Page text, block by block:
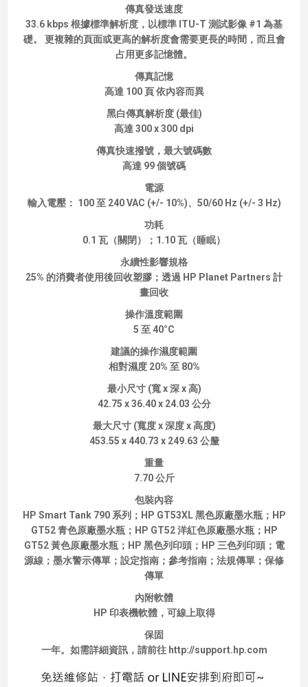
傳真發送速度
33.6 kbps 根據標準解析度，以標準 ITU-T 測試影像 #1 為基
礎。 更複雜的頁面或更高的解析度會需要更長的時間，而且會
占用更多記憶體。
傳真記憶
高達 100 頁 依內容而異
黑白傳真解析度 (最佳)
高達 300 x 300 dpi
傳真快速撥號，最大號碼數
高達 99 個號碼
電源
輸入電壓： 100 至 240 VAC (+/- 10%)、50/60 Hz (+/- 3 Hz)
功耗
0.1 瓦（關閉）；1.10 瓦（睡眠）
永續性影響規格
25% 的消費者使用後回收塑膠；透過 HP Planet Partners 計
畫回收
操作溫度範圍
5 至 40°C
建議的操作濕度範圍
相對濕度 20% 至 80%
最小尺寸 (寬 x 深 x 高)
42.75 x 36.40 x 24.03 公分
最大尺寸 (寬度 x 深度 x 高度)
453.55 x 440.73 x 249.63 公釐
重量
7.70 公斤
包裝內容
HP Smart Tank 790 系列；HP GT53XL 黑色原廠墨水瓶；HP
GT52 青色原廠墨水瓶；HP GT52 洋紅色原廠墨水瓶；HP
GT52 黃色原廠墨水瓶；HP 黑色列印頭；HP 三色列印頭；電
源線；墨水警示傳單；設定指南；參考指南；法規傳單；保修
傳單
內附軟體
HP 印表機軟體，可線上取得
保固
一年。如需詳細資訊，請前往 http://support.hp.com